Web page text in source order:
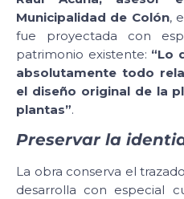
Municipalidad de Colón,
fue proyectada con
patrimonio existente: “Lo
absolutamente todo
el diseño original de la
plantas”.
Preservar la
La obra conserva el
desarrolla con especial